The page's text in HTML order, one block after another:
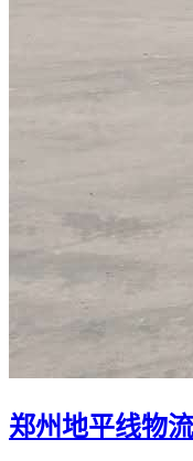
郑州地平线物